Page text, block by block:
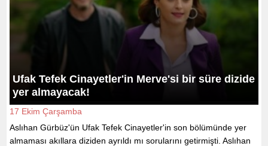
Ufak Tefek Cinayetler'in Merve'si bir süre dizide
yer almayacak!
17 Ekim Çarşamba
Aslıhan Gürbüz'ün Ufak Tefek Cinayetler'in son bölümünde yer
almaması akıllara diziden ayrıldı mı sorularını getirmişti. Aslıhan